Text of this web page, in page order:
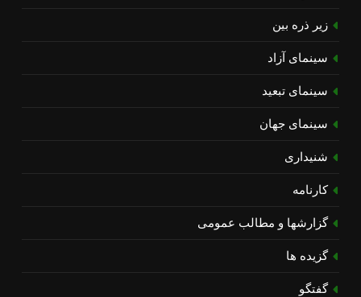
زیر ذره بین
سینمای آزاد
سینمای تبعید
سینمای جهان
شنیداری
کارنامه
گزارشها و مطالب عمومی
گزیده ها
گفتگو